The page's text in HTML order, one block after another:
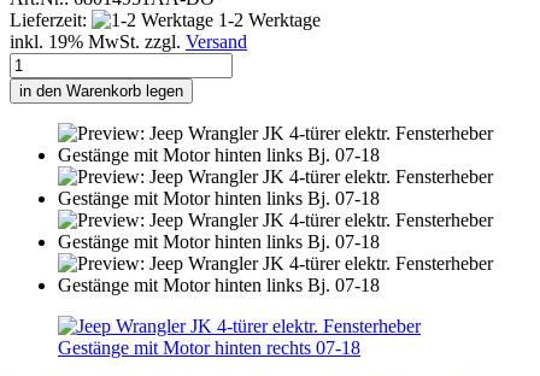
Lieferzeit:
1-2 Werktage
inkl. 19% MwSt. zzgl. Versand
in den Warenkorb legen